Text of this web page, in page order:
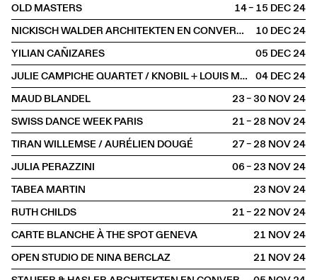
OLD MASTERS
14 – 15 DEC2024
NICKISCH WALDER ARCHITEKTEN EN CONVERSATION AVEC OLIVIA FUNES LASTRA
10 DEC2024
YILIAN CAÑIZARES
05 DEC2024
JULIE CAMPICHE QUARTET / KNOBIL + LOUIS MATUTE
04 DEC2024
MAUD BLANDEL
23 – 30 NOV2024
SWISS DANCE WEEK PARIS
21 – 28 NOV2024
TIRAN WILLEMSE / AURÉLIEN DOUGÉ
27 – 28 NOV2024
JULIA PERAZZINI
06 – 23 NOV2024
TABEA MARTIN
23 NOV2024
RUTH CHILDS
21 – 22 NOV2024
CARTE BLANCHE À THE SPOT GENEVA
21 NOV2024
OPEN STUDIO DE NINA BERCLAZ
21 NOV2024